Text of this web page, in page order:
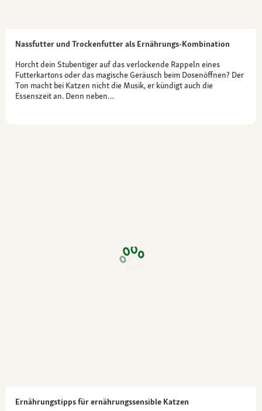
Nassfutter und Trockenfutter als Ernährungs-Kombination
Horcht dein Stubentiger auf das verlockende Rappeln eines
Futterkartons oder das magische Geräusch beim Dosenöffnen? Der
Ton macht bei Katzen nicht die Musik, er kündigt auch die
Essenszeit an. Denn neben…
Ernährungstipps für ernährungssensible Katzen